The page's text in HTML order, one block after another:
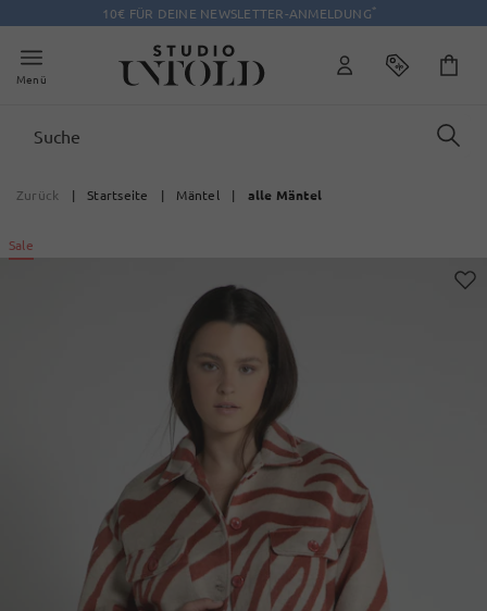
10€ FÜR DEINE NEWSLETTER-ANMELDUNG*
Menü
Zurück | Startseite | Mäntel | alle Mäntel
Sale